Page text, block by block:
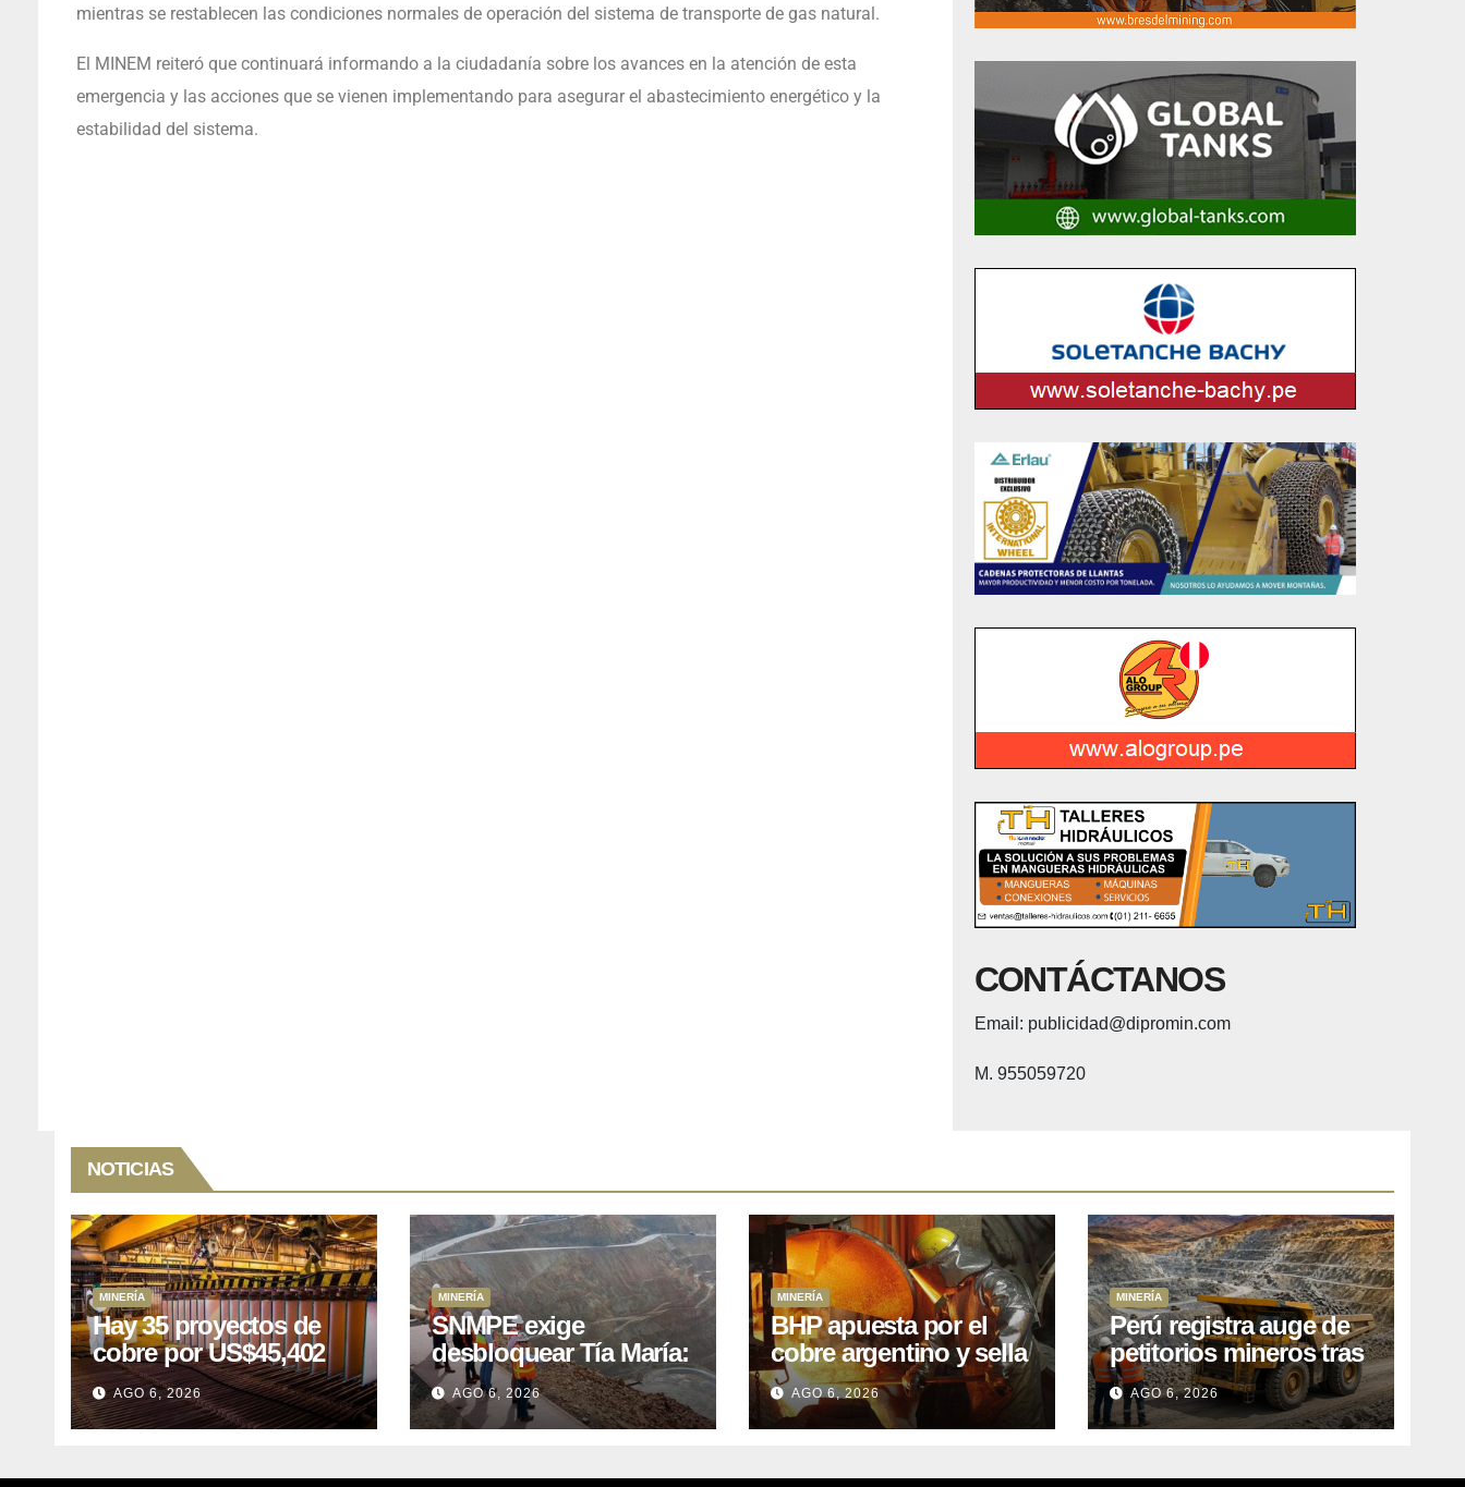
mientras se restablecen las condiciones normales de operación del sistema de transporte de gas natural.
El MINEM reiteró que continuará informando a la ciudadanía sobre los avances en la atención de esta
emergencia y las acciones que se vienen implementando para asegurar el abastecimiento energético y la
estabilidad del sistema.
CONTÁCTANOS
Email: publicidad@dipromin.com
M. 955059720
NOTICIAS
MINERÍA
Hay 35 proyectos de
cobre por US$45,402
millones que Perú
puede aprovechar
AGO 6, 2026
MINERÍA
SNMPE exige
desbloquear Tía María:
el proyecto de
US$1.400M que Perú
lleva 15 años
AGO 6, 2026
MINERÍA
BHP apuesta por el
cobre argentino y sella
acuerdo con Kobrea
para siete proyecto
AGO 6, 2026
MINERÍA
Perú registra auge de
petitorios mineros tras
liberación de más de
mil concesiones para
explorar cobre y oro
AGO 6, 2026